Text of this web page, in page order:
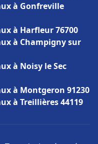
à Gonfreville
à Harfleur 76700
à Champigny sur
à Noisy le Sec
à Montgeron 91230
à Treillières 44119